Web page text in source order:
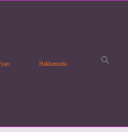
Hakkımızda